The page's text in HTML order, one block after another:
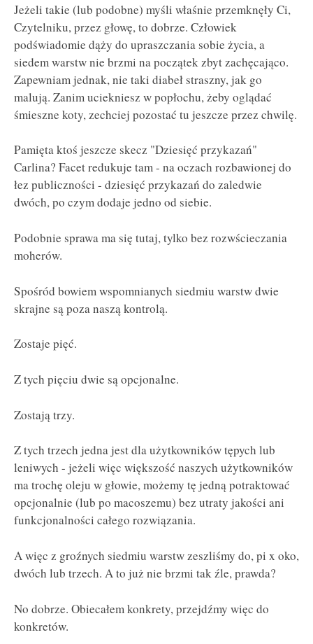
Jeżeli takie (lub podobne) myśli właśnie przemknęły Ci,
Czytelniku, przez głowę, to dobrze. Człowiek
podświadomie dąży do upraszczania sobie życia, a
siedem warstw nie brzmi na początek zbyt zachęcająco.
Zapewniam jednak, nie taki diabeł straszny, jak go
malują. Zanim uciekniesz w popłochu, żeby oglądać
śmieszne koty, zechciej pozostać tu jeszcze przez chwilę.
Pamięta ktoś jeszcze skecz "Dziesięć przykazań"
Carlina? Facet redukuje tam - na oczach rozbawionej do
łez publiczności - dziesięć przykazań do zaledwie
dwóch, po czym dodaje jedno od siebie.
Podobnie sprawa ma się tutaj, tylko bez rozwścieczania
moherów.
Spośród bowiem wspomnianych siedmiu warstw dwie
skrajne są poza naszą kontrolą.
Zostaje pięć.
Z tych pięciu dwie są opcjonalne.
Zostają trzy.
Z tych trzech jedna jest dla użytkowników tępych lub
leniwych - jeżeli więc większość naszych użytkowników
ma trochę oleju w głowie, możemy tę jedną potraktować
opcjonalnie (lub po macoszemu) bez utraty jakości ani
funkcjonalności całego rozwiązania.
A więc z groźnych siedmiu warstw zeszliśmy do, pi x oko,
dwóch lub trzech. A to już nie brzmi tak źle, prawda?
No dobrze. Obiecałem konkrety, przejdźmy więc do
konkretów.